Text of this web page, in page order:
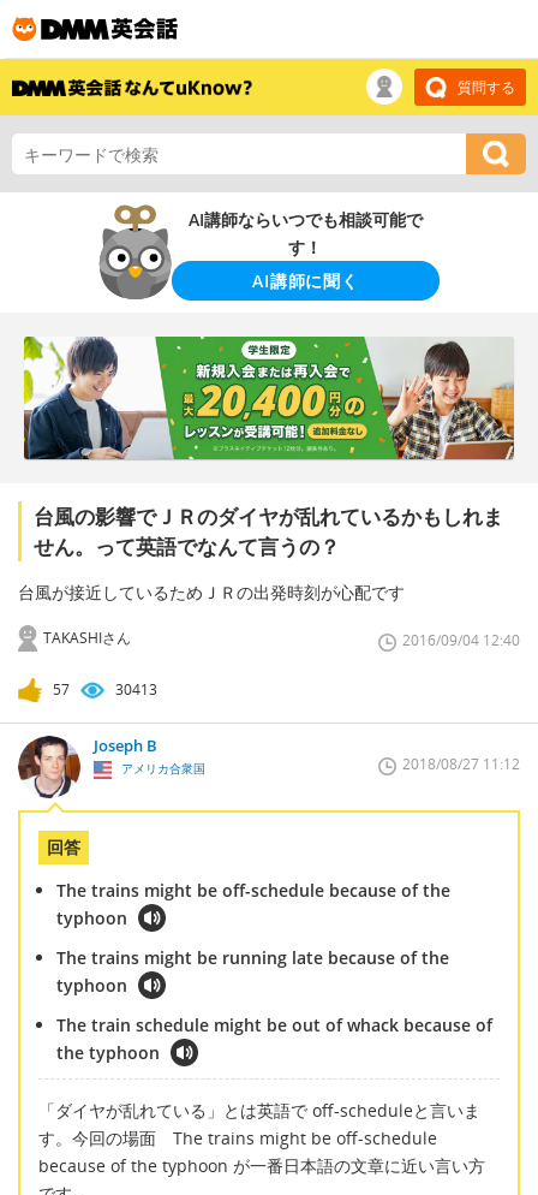
質問する
AI講師ならいつでも相談可能で
す！
AI講師に聞く
台風の影響でＪＲのダイヤが乱れているかもしれま
せん。って英語でなんて言うの？
台風が接近しているためＪＲの出発時刻が心配です
TAKASHIさん 2016/09/04 12:40
57 30413
Joseph B
アメリカ合衆国 2018/08/27 11:12
回答
The trains might be off-schedule because of the
typhoon
The trains might be running late because of the
typhoon
The train schedule might be out of whack because of
the typhoon
「ダイヤが乱れている」とは英語で off-scheduleと言いま
す。今回の場面 The trains might be off-schedule
because of the typhoon が一番日本語の文章に近い言い方